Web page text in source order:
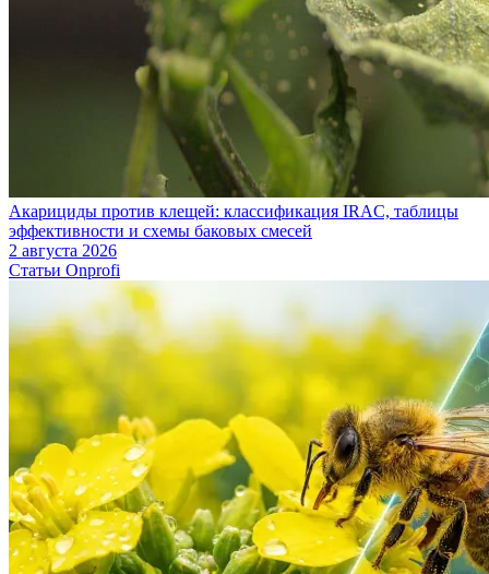
Акарициды против клещей: классификация IRAC, таблицы
эффективности и схемы баковых смесей
2 августа 2026
Статьи Onprofi